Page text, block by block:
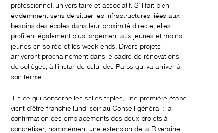
professionnel, universitaire et associatif. S’il fait bien
évidemment sens de situer les infrastructures liées aux
besoins des écoles dans leur proximité directe, elles
profitent également plus largement aux jeunes et moins
jeunes en soirée et les week-ends. Divers projets
arriveront prochainement dans le cadre de rénovations
de collèges, à l’instar de celui des Parcs qui va arriver à
son terme.
En ce qui concerne les salles triples, une première étape
vient d’être franchie lundi soir au Conseil général : la
confirmation des emplacements des deux projets à
concrétiser, nommément une extension de la Riveraine